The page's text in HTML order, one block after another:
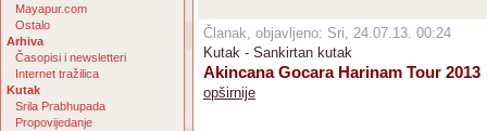
Mayapur.com
Ostalo
Arhiva
Časopisi i newsletteri
Internet tražilica
Kutak
Srila Prabhupada
Propovijedanje
Članak, objavljeno: Sri, 24.07.13. 00:24
Kutak - Sankirtan kutak
Akincana Gocara Harinam Tour 2013
opširnije